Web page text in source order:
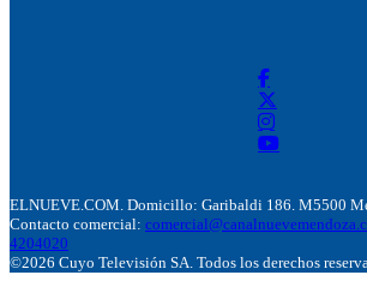
ELNUEVE.COM. Domicillo: Garibaldi 186. M5500
Contacto comercial:
4204020
©2026 Cuyo Televisión SA. Todos los derechos